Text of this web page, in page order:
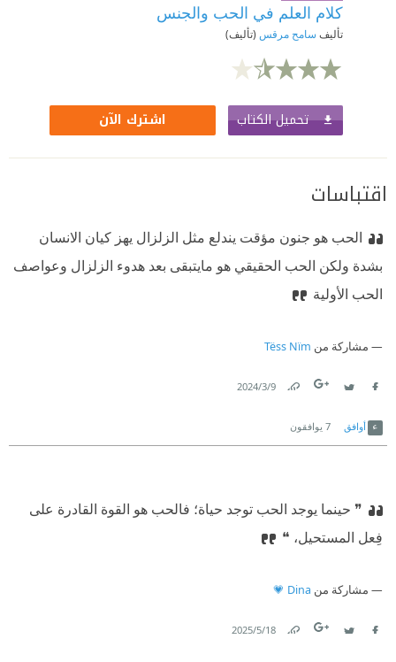
كلام العلم في الحب والجنس
تأليف سامح مرقس (تأليف)
تحميل الكتاب اشترك الآن
اقتباسات
الحب هو جنون مؤقت يندلع مثل الزلزال يهز كيان الانسان
بشدة ولكن الحب الحقيقي هو مايتبقى بعد هدوء الزلزال وعواصف
الحب الأولية
مشاركة من Tëss Nïm
9‏/3‏/2024
أوافق 7 يوافقون
❞ حينما يوجد الحب توجد حياة؛ فالحب هو القوة القادرة على
فِعل المستحيل، ❝
مشاركة من Dina 💗
18‏/5‏/2025